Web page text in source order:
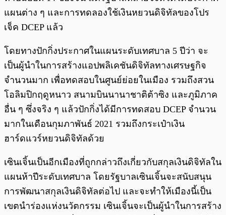
แผนต่าง ๆ และการทดลองใช้เงินหยวนดิจิทัลของโปร
เจ็ค DCEP แล้ว
โดยทางปักกิ่งประกาศในแผนระดับเทศบาล 5 ปีว่า จะ
เป็นผู้นำในการสร้างแอปพลิเคชันดิจิทัลทางเศรษฐกิจ
จำนวนมาก เพื่อทดสอบในศูนย์ย่อยในเมือง รวมถึงสวน
โอลิมปิกฤดูหนาว สนามบินนานาชาติต้าซิง และภูมิภาค
อื่น ๆ ซึ่งจริง ๆ แล้วปักกิ่งได้มีการทดสอบ DCEP จำนวน
มากในเดือนกุมภาพันธ์ 2021 รวมถึงกระเป๋าเงิน
ฮาร์ดแวร์หยวนดิจิทัลด้วย
เซินเจิ้นเป็นอีกเมืองที่ถูกกล่าวถึงเกี่ยวกับสกุลเงินดิจิทัลใน
แผนห้าปีระดับเทศบาล โดยรัฐบาลเซินเจิ้นจะสนับสนุน
การพัฒนาสกุลเงินดิจิทัลต่อไป และจะทำให้เมืองนี้เป็น
เขตนำร่องแห่งนวัตกรรม เซินเจิ้นจะเป็นผู้นำในการสร้าง